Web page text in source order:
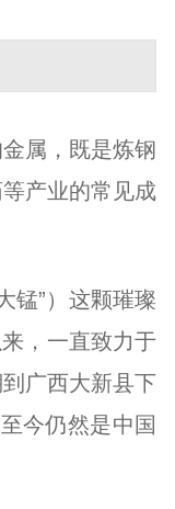
属，既是炼钢
产业的常见成
锰”）这颗璀璨
，一直致力于
广西大新县下
今仍然是中国